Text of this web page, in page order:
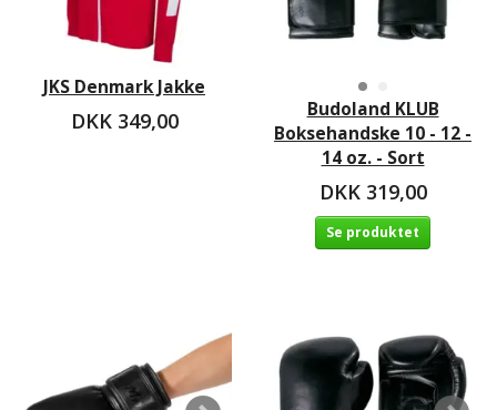
JKS Denmark Jakke
DKK 349,00
Budoland KLUB
Boksehandske 10 - 12 -
14 oz. - Sort
DKK 319,00
Se produktet